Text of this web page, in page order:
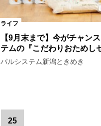
ライフ
【9月末まで】今がチャン
テムの『こだわりおためし
パルシステム新潟ときめき
25